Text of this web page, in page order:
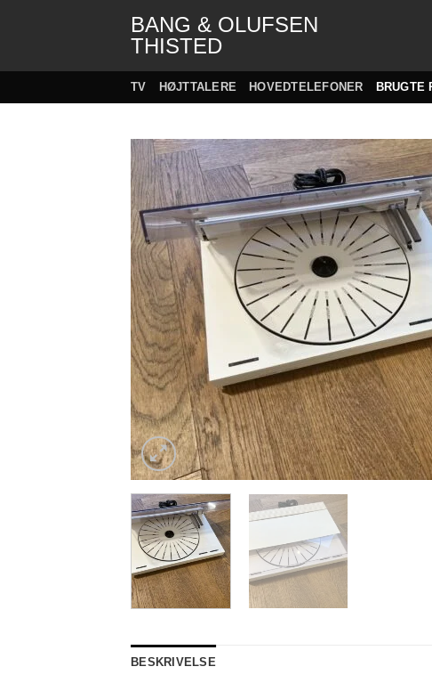
BANG & OLUFSEN
THISTED
TV HØJTTALERE HOVEDTELEFONER BRUGTE
BESKRIVELSE